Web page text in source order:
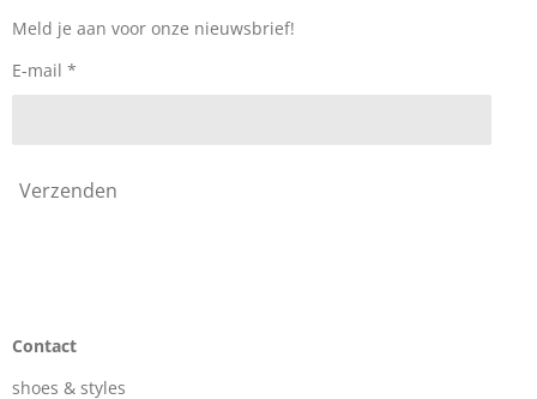
k
a
Meld je aan voor onze nieuwsbrief!
E-mail *
Verzenden
Contact
shoes & styles